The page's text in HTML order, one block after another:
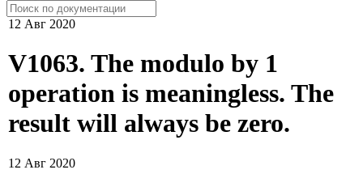
12 Авг 2020
V1063. The modulo by 1
operation is meaningless. The
result will always be zero.
12 Авг 2020